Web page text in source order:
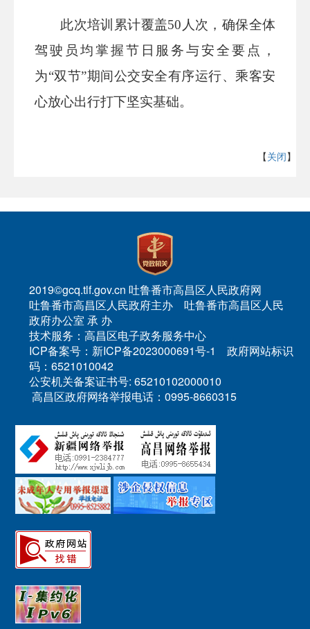
此次培训累计覆盖50 人次，确保全体
驾驶员均掌握节日服务与安全要点，
为“双节”期间公交安全有序运行、乘客安
心放心出行打下坚实基础。
【关闭】
2019©gcq.tlf.gov.cn 吐鲁番市高昌区人民政府网
吐鲁番市高昌区人民政府主办 吐鲁番市高昌区人民
政府办公室 承 办
技术服务：高昌区电子政务服务中心
ICP备案号：新ICP备2023000691号-1 政府网站标识
码：6521010042
公安机关备案证书号: 65210102000010
高昌区政府网络举报电话：0995-8660315